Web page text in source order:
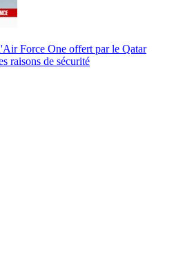
Force One offert par le Qatar
raisons de sécurité